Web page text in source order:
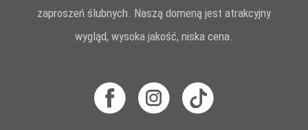
zaproszeń ślubnych. Naszą domeną jest atrakcyjny
wygląd, wysoka jakość, niska cena.